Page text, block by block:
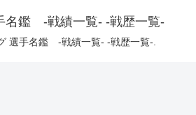
名鑑 -戦績一覧- -戦歴一覧-
選手名鑑 -戦績一覧- -戦歴一覧-.